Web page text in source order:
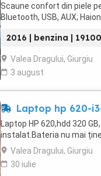
Scaune confort din piele
Bluetooth, USB, AUX;
2016 | benzina |
Valea Dragului, Giurgiu
3 august
Laptop hp 620-
Laptop HP 620,hdd 320
instalat.Bateria nu mai
Valea Dragului, Giurgiu
30 iulie